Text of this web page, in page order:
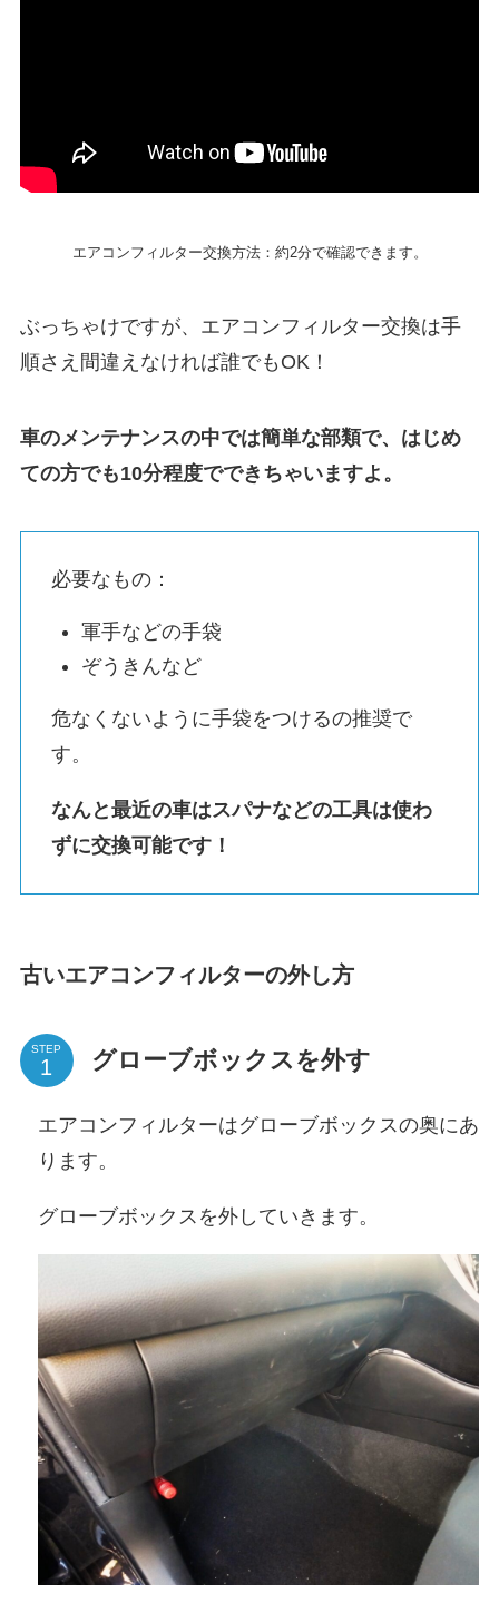
エアコンフィルター交換方法：約2分で確認できます。
ぶっちゃけですが、エアコンフィルター交換は手
順さえ間違えなければ誰でもOK！
車のメンテナンスの中では簡単な部類で、はじめ
ての方でも10分程度でできちゃいますよ。
必要なもの：
軍手などの手袋
ぞうきんなど
危なくないように手袋をつけるの推奨で
す。
なんと最近の車はスパナなどの工具は使わ
ずに交換可能です！
古いエアコンフィルターの外し方
STEP グローブボックスを外す
エアコンフィルターはグローブボックスの奥にあ
ります。
グローブボックスを外していきます。